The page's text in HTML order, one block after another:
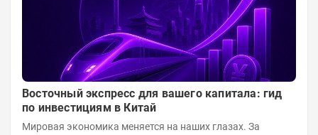
Восточный экспресс для вашего капитала: гид
по инвестициям в Китай
Мировая экономика меняется на наших глазах. За